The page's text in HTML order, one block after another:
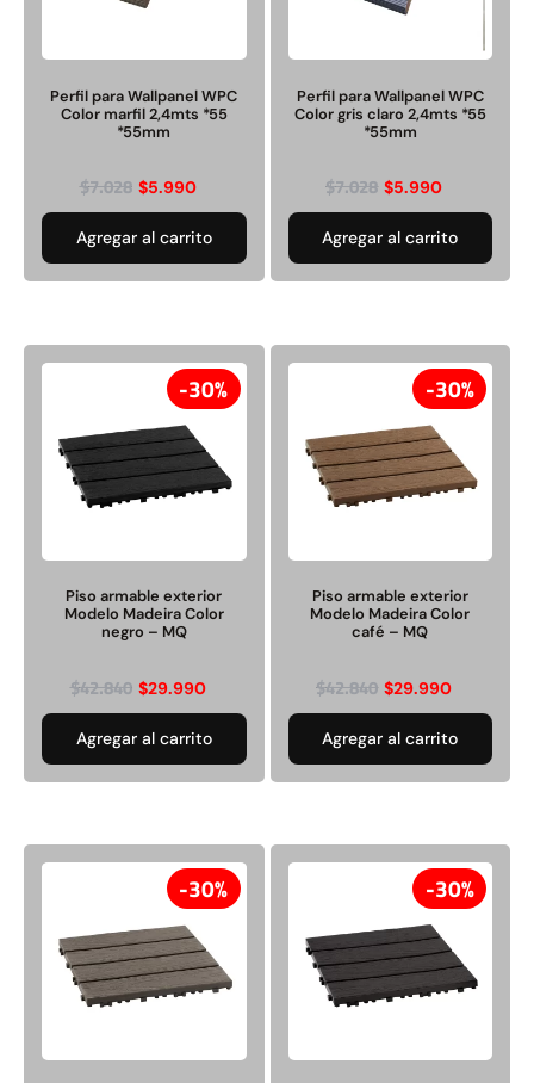
Perfil para Wallpanel WPC
Color marfil 2,4mts *55
*55mm
$7.028 $5.990
Agregar al carrito
Perfil para Wallpanel WPC
Color gris claro 2,4mts *55
*55mm
$7.028 $5.990
Agregar al carrito
30%
Piso armable exterior
Modelo Madeira Color
negro – MQ
$42.840 $29.990
Agregar al carrito
30%
Piso armable exterior
Modelo Madeira Color
café – MQ
$42.840 $29.990
Agregar al carrito
30% 30%
Pasto sintético ornamental
densidad 42mm Rollo
4,57*15,24mts
Leer más
Apilador manual ancho
2,5mts
$1.167.990
Agregar al carrito
49%
Pasto sintético ornamental
Importado USA: Summer
densidad 35mm Rollo
4,57*30,48mts
$2.002.243
$1.021.490
Leer más
22%
Empaquetadura 1/4" 6.4mm
hypalon sin tela 3 MPA
1.192.666 $930.490
Agregar al carrito